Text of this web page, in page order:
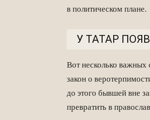
в политическом плане.
У ТАТАР
Вот несколько важных
закон о
до этого бывшей вне
превратить в